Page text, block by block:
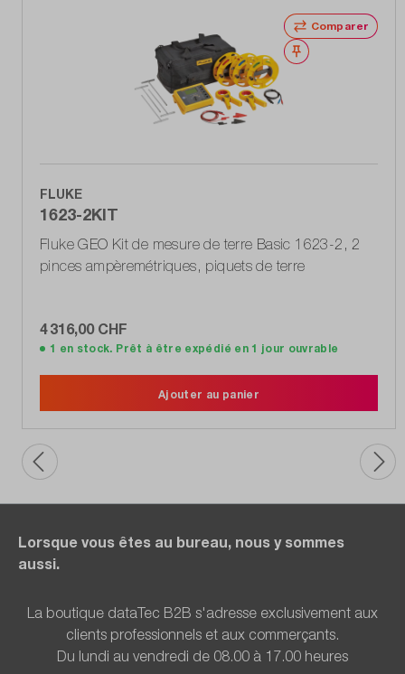
Comparer
Noter
FLUKE
1623-2KIT
Fluke GEO Kit de mesure de terre Basic 1623-2, 2
pinces ampèremétriques, piquets de terre
4 316,00 CHF
1 en stock. Prêt à être expédié en 1 jour ouvrable
Ajouter au panier
Lorsque vous êtes au bureau, nous y sommes
aussi.
La boutique dataTec B2B s'adresse exclusivement aux
clients professionnels et aux commerçants.
Du lundi au vendredi de 08.00 à 17.00 heures